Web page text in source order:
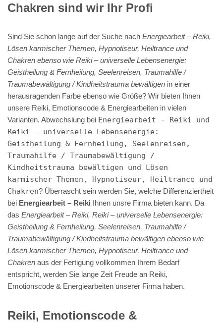
Chakren sind wir Ihr Profi
Sind Sie schon lange auf der Suche nach Energiearbeit – Reiki,
Lösen karmischer Themen, Hypnotiseur, Heiltrance und
Chakren ebenso wie Reiki – universelle Lebensenergie:
Geistheilung & Fernheilung, Seelenreisen, Traumahilfe /
Traumabewältigung / Kindheitstrauma bewältigen in einer
herausragenden Farbe ebenso wie Größe? Wir bieten Ihnen
unsere Reiki, Emotionscode & Energiearbeiten in vielen
Varianten. Abwechslung bei Energiearbeit - Reiki und
Reiki - universelle Lebensenergie:
Geistheilung & Fernheilung, Seelenreisen,
Traumahilfe / Traumabewältigung /
Kindheitstrauma bewältigen und Lösen
karmischer Themen, Hypnotiseur, Heiltrance und
Chakren? Überrascht sein werden Sie, welche Differenziertheit
bei Energiearbeit – Reiki Ihnen unsre Firma bieten kann. Da
das Energiearbeit – Reiki, Reiki – universelle Lebensenergie:
Geistheilung & Fernheilung, Seelenreisen, Traumahilfe /
Traumabewältigung / Kindheitstrauma bewältigen ebenso wie
Lösen karmischer Themen, Hypnotiseur, Heiltrance und
Chakren aus der Fertigung vollkommen Ihrem Bedarf
entspricht, werden Sie lange Zeit Freude an Reiki,
Emotionscode & Energiearbeiten unserer Firma haben.
Reiki, Emotionscode &